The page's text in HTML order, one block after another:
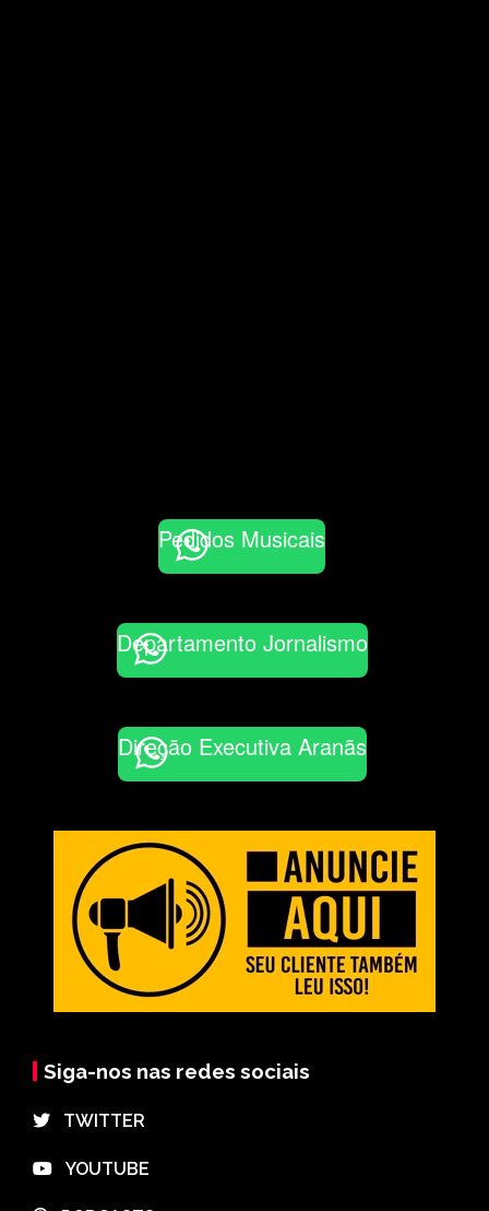
Pedidos Musicais
Departamento Jornalismo
Direção Executiva Aranãs
Siga-nos nas redes sociais
⠀TWITTER
⠀YOUTUBE